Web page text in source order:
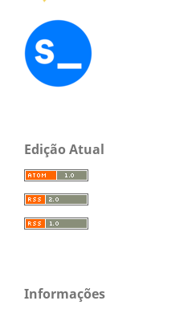
Edição Atual
Informações